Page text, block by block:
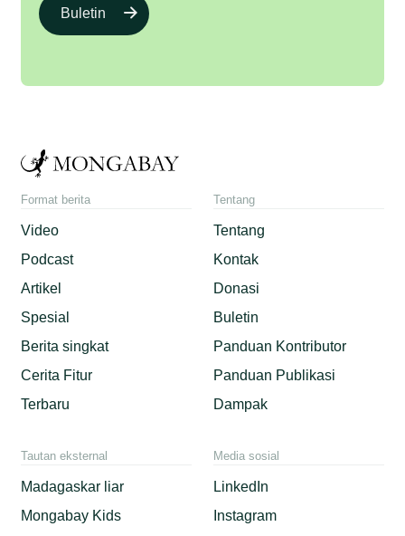
Buletin
Format berita
Video
Podcast
Artikel
Spesial
Berita singkat
Cerita Fitur
Terbaru
Tentang
Tentang
Kontak
Donasi
Buletin
Panduan Kontributor
Panduan Publikasi
Dampak
Tautan eksternal
Madagaskar liar
Mongabay Kids
Media sosial
LinkedIn
Instagram